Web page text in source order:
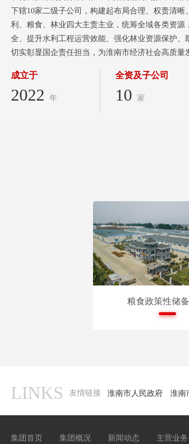
下辖10家二级子公司，构建起布局合理、权责清
利、粮食、林业四大主责主业，统筹全域各类资
全、提升水利工程运营效能、强化林业资源保护、
切实彰显国企责任担当，为淮南市经济社会高质量
成立于
2022 年
全资及子公司
10 家
粮食政策性储
LINKS 友情链接 淮南市人民政府 淮南
集团首页 集团概况 新闻动态 主营业务